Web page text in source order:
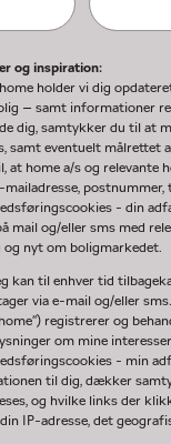
og inspiration:
holder vi dig
– samt informationer
dig, samtykker du til at
samt eventuelt målrettet
at home a/s og
mailadresse,
- din
mail og/eller sms med
nyt om boligmarkedet.
kan til enhver tid
via e-mail og/eller sms.
registrerer og
om mine
- min
til dig, dækker
og hvilke links der
IP-adresse, det